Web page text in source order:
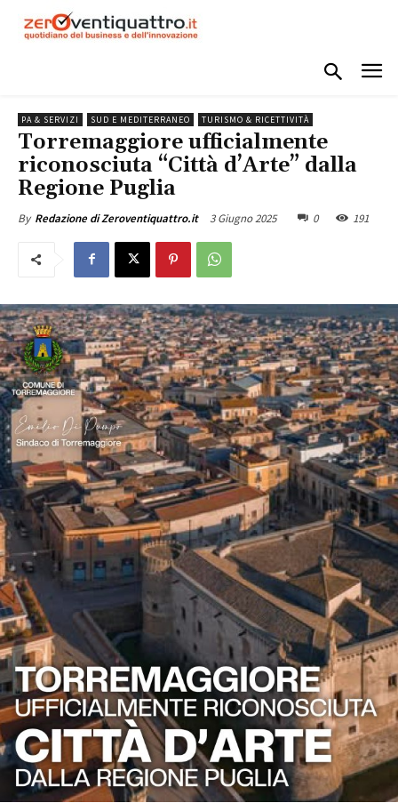
PA & SERVIZI SUD E MEDITERRANEO TURISMO & RICETTIVITÀ
Torremaggiore ufficialmente
riconosciuta “Città d’Arte” dalla
Regione Puglia
By Redazione di Zeroventiquattro.it 3 Giugno 2025 0 191